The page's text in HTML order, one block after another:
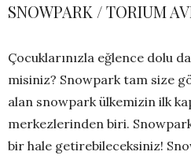
SNOWPARK / TORIUM
Çocuklarınızla eğlence dolu
misiniz? Snowpark tam size
alan snowpark ülkemizin ilk
merkezlerinden biri.
bir hale getirebileceksiniz!